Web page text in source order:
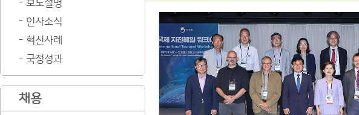
보도설명
인사소식
혁신사례
국정성과
채용